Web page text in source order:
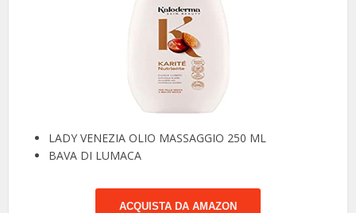
LADY VENEZIA OLIO MASSAGGIO 250 ML
BAVA DI LUMACA
ACQUISTA DA AMAZON